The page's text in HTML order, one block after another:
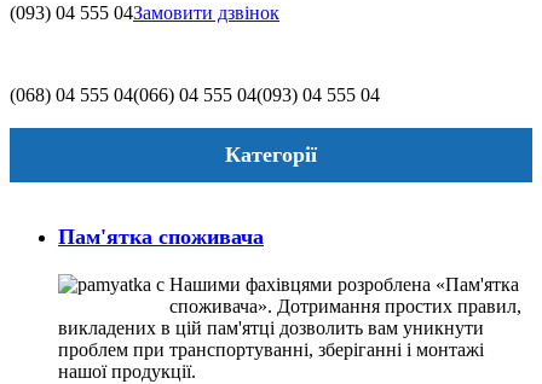
(093) 04 555 04Замовити дзвінок
(068) 04 555 04(066) 04 555 04(093) 04 555 04
Категорії
Пам'ятка споживача
Нашими фахівцями розроблена «Пам'ятка
споживача». Дотримання простих правил,
викладених в цій пам'ятці дозволить вам уникнути
проблем при транспортуванні, зберіганні і монтажі
нашої продукції.